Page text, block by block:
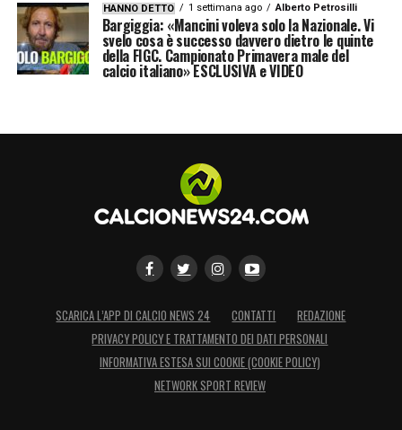
HANNO DETTO 1 settimana ago Alberto Petrosilli
Bargiggia: «Mancini voleva solo la Nazionale. Vi
svelo cosa è successo davvero dietro le quinte
della FIGC. Campionato Primavera male del
calcio italiano» ESCLUSIVA e VIDEO
SCARICA L’APP DI CALCIO NEWS 24 CONTATTI
REDAZIONE
PRIVACY POLICY E TRATTAMENTO DEI DATI PERSONALI
INFORMATIVA ESTESA SUI COOKIE (COOKIE POLICY)
NETWORK SPORT REVIEW